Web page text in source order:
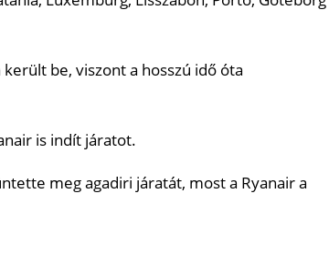
be, viszont a hosszú idő óta
is indít járatot.
meg agadiri járatát, most a Ryanair a